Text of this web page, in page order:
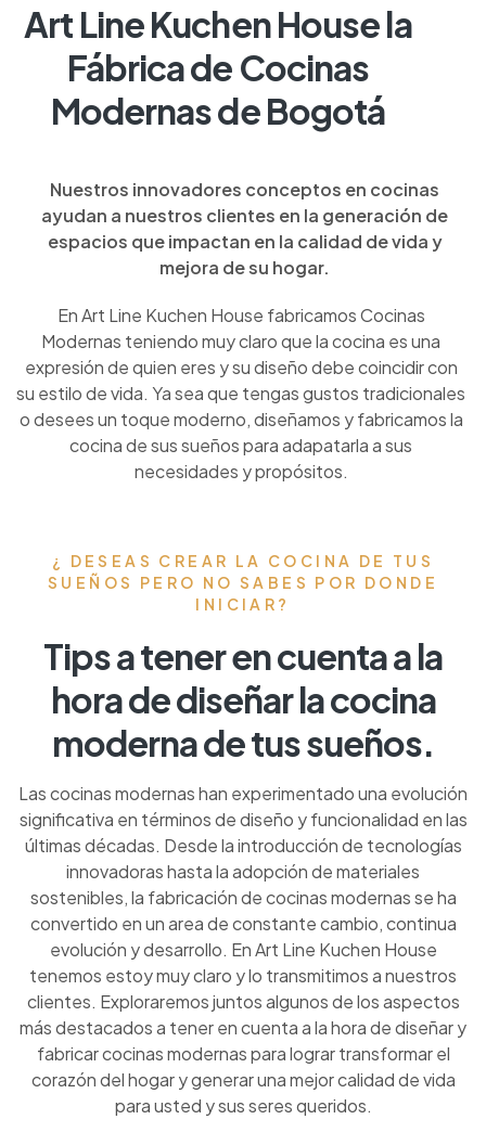
Art Line Kuchen House la
Fábrica de Cocinas
Modernas de Bogotá
Nuestros innovadores conceptos en cocinas
ayudan a nuestros clientes en la generación de
espacios que impactan en la calidad de vida y
mejora de su hogar.
En Art Line Kuchen House fabricamos Cocinas
Modernas teniendo muy claro que la cocina es una
expresión de quien eres y su diseño debe coincidir con
su estilo de vida. Ya sea que tengas gustos tradicionales
o desees un toque moderno, diseñamos y fabricamos la
cocina de sus sueños para adapatarla a sus
necesidades y propósitos.
¿ DESEAS CREAR LA COCINA DE TUS
SUEÑOS PERO NO SABES POR DONDE
INICIAR?
Tips a tener en cuenta a la
hora de diseñar la cocina
moderna de tus sueños.
Las cocinas modernas han experimentado una evolución
significativa en términos de diseño y funcionalidad en las
últimas décadas. Desde la introducción de tecnologías
innovadoras hasta la adopción de materiales
sostenibles, la fabricación de cocinas modernas se ha
convertido en un area de constante cambio, continua
evolución y desarrollo. En Art Line Kuchen House
tenemos estoy muy claro y lo transmitimos a nuestros
clientes. Exploraremos juntos algunos de los aspectos
más destacados a tener en cuenta a la hora de diseñar y
fabricar cocinas modernas para lograr transformar el
corazón del hogar y generar una mejor calidad de vida
para usted y sus seres queridos.